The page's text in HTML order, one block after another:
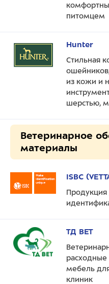
питомцем
Hunter
Стильная
из кожи и
шерстью,
Ветеринарное
материалы
ISBC
Продукция
ТД ВЕТ
мебель
клиник